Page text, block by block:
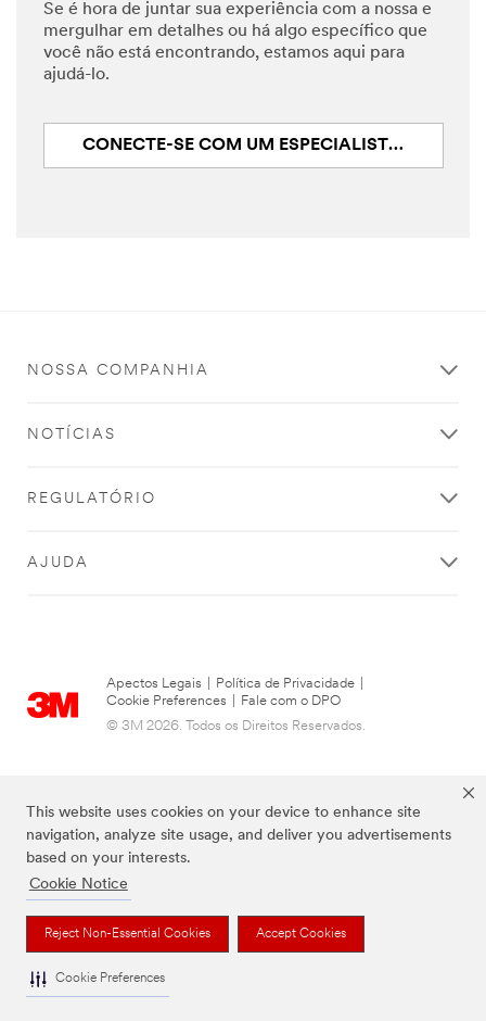
This website uses cookies on your device to enhance site
navigation, analyze site usage, and deliver you advertisements
based on your interests.
Cookie Notice
Reject Non-Essential Cookies Accept Cookies
Cookie Preferences
Se é hora de juntar sua experiência com a nossa e
mergulhar em detalhes ou há algo específico que
você não está encontrando, estamos aqui para
ajudá-lo.
CONECTE-SE COM UM ESPECIALISTA EM EMBALAGENS DA 3M
NOSSA COMPANHIA
NOTÍCIAS
REGULATÓRIO
AJUDA
Apectos Legais Política de Privacidade
Cookie Preferences
Fale com o DPO
© 3M 2026. Todos os Direitos Reservados.
As marcas listadas a cima são marcas comerciais da 3M.